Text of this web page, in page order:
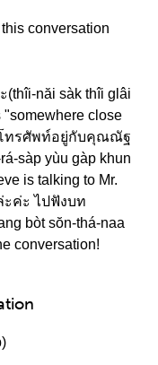
conversation
năi sàk thîi glâi
"somewhere close
โทรศัพท์อยู่กับคุณณัฐ
sàp yùu gàp khun
is talking to Mr.
ะค่ะ ไปฟังบท
bòt sŏn-thá-naa
conversation!